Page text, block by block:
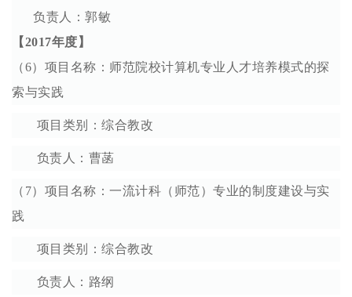
负责人：郭敏
【2017年度】
（6）项目名称：师范院校计算机专业人才培养模式的探
索与实践
项目类别：综合教改
负责人：曹菡
（7）项目名称：一流计科（师范）专业的制度建设与实
践
项目类别：综合教改
负责人：路纲